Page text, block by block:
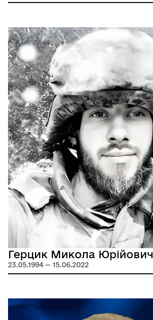
Герцик Микола Юрійович
23.05.1994 — 15.06.2022